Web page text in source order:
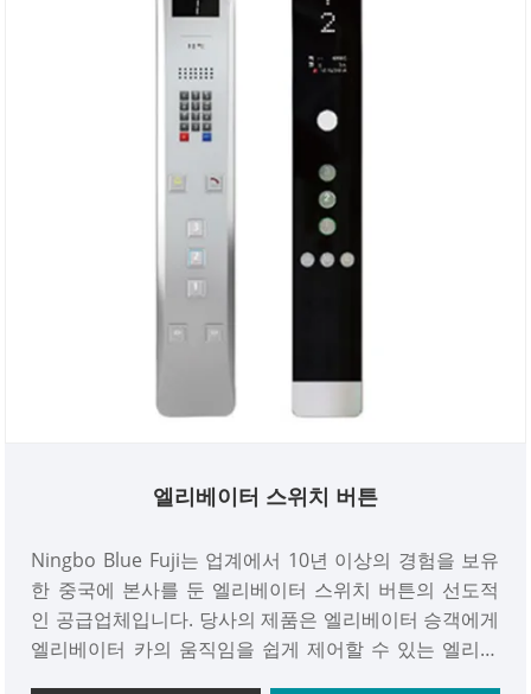
엘리베이터 스위치 버튼
Ningbo Blue Fuji는 업계에서 10년 이상의 경험을 보유
한 중국에 본사를 둔 엘리베이터 스위치 버튼의 선도적
인 공급업체입니다. 당사의 제품은 엘리베이터 승객에게
엘리베이터 카의 움직임을 쉽게 제어할 수 있는 엘리베